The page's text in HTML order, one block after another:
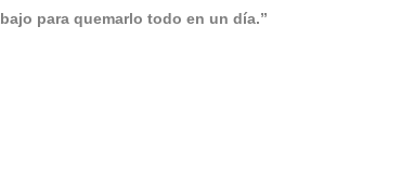
para quemarlo todo en un día.”